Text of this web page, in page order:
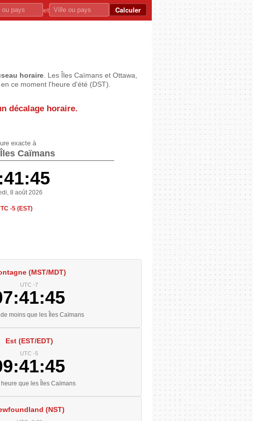
et Calculer
horaire . Les Îles Caïmans et Ottawa,
ce moment l'heure d'été (DST).
décalage horaire.
exacte à
Caïmans
8 août 2026
-5 (EST)
(MST/MDT)
UTC -7
de moins que les Îles Caïmans
Est (EST/EDT)
UTC -5
heure que les Îles Caïmans
(NST)